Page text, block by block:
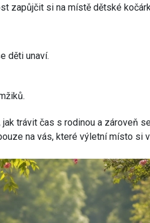
zapůjčit si na místě dětské
děti unaví.
trávit čas s rodinou a zároveň
na vás, které výletní místo si